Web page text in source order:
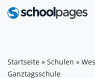
Startseite » Schulen »
Ganztagsschule